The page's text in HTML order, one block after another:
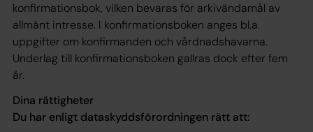
konfirmationsbok, vilken bevaras för arkivändamål av
allmänt intresse. I konfirmationsboken anges bl.a.
uppgifter om konfirmanden och vårdnadshavarna.
Underlag till konfirmationsboken gallras dock efter fem
år.
Dina rättigheter
Du har enligt dataskyddsförordningen rätt att: